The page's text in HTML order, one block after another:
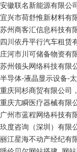
安徽联名新能源有限公
宜兴市荷舒惟新材料有
苏州商客汇信息科技有
四川依丹平行汽车租赁
庄河市川可储备物资有
苏州领头网络科技有限
半导体-液晶显示设备-
重庆同杉商贸有限公司
重庆亢瞬医疗器械有限
广州市蓝程网络科技有
玖度咨询（深圳）有限
丽江星海不动产经纪有